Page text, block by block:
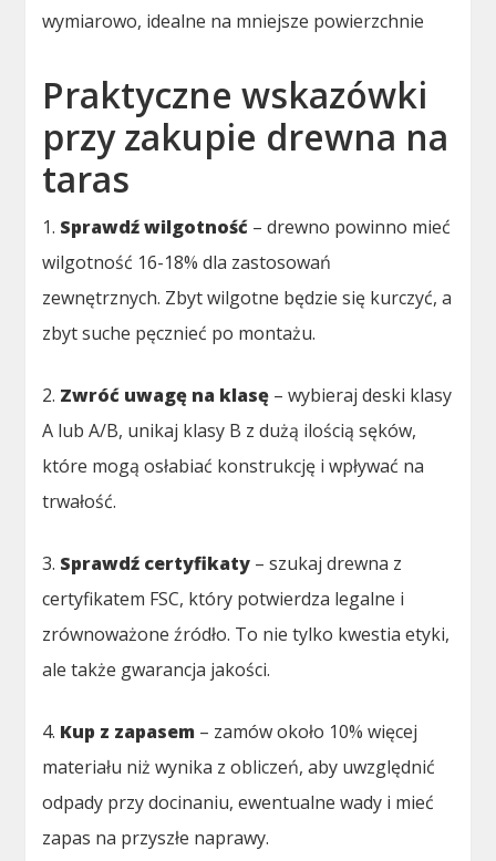
wymiarowo, idealne na mniejsze powierzchnie
Praktyczne wskazówki
przy zakupie drewna na
taras
1. Sprawdź wilgotność – drewno powinno mieć
wilgotność 16-18% dla zastosowań
zewnętrznych. Zbyt wilgotne będzie się kurczyć, a
zbyt suche pęcznieć po montażu.
2. Zwróć uwagę na klasę – wybieraj deski klasy
A lub A/B, unikaj klasy B z dużą ilością sęków,
które mogą osłabiać konstrukcję i wpływać na
trwałość.
3. Sprawdź certyfikaty – szukaj drewna z
certyfikatem FSC, który potwierdza legalne i
zrównoważone źródło. To nie tylko kwestia etyki,
ale także gwarancja jakości.
4. Kup z zapasem – zamów około 10% więcej
materiału niż wynika z obliczeń, aby uwzględnić
odpady przy docinaniu, ewentualne wady i mieć
zapas na przyszłe naprawy.